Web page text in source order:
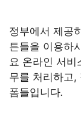
정부에서 제공
튼들을 이용하
요 온라인 서비
무를 처리하고,
폼들입니다.